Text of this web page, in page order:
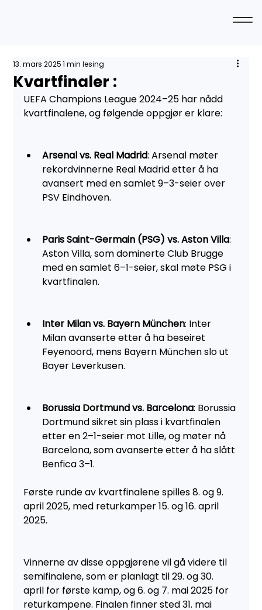
Kvartfinaler :
13. mars 20251 min lesing
UEFA Champions League 2024–25 har nådd
kvartfinalene, og følgende oppgjør er klare:
Arsenal vs. Real Madrid: Arsenal møter
rekordvinnerne Real Madrid etter å ha
avansert med en samlet 9–3-seier over
PSV Eindhoven.
Paris Saint-Germain (PSG) vs. Aston Villa:
Aston Villa, som dominerte Club Brugge
med en samlet 6–1-seier, skal møte PSG i
kvartfinalen.
Inter Milan vs. Bayern München: Inter
Milan avanserte etter å ha beseiret
Feyenoord, mens Bayern München slo ut
Bayer Leverkusen.
Borussia Dortmund vs. Barcelona: Borussia
Dortmund sikret sin plass i kvartfinalen
etter en 2–1-seier mot Lille, og møter nå
Barcelona, som avanserte etter å ha slått
Benfica 3–1.
Første runde av kvartfinalene spilles 8. og 9.
april 2025, med returkamper 15. og 16. april
2025.
Vinnerne av disse oppgjørene vil gå videre til
semifinalene, som er planlagt til 29. og 30.
april for første kamp, og 6. og 7. mai 2025 for
returkampene. Finalen finner sted 31. mai